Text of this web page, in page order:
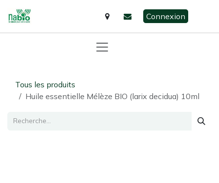
Connexion
Tous les produits
Huile essentielle Mélèze BIO (larix decidua) 10ml